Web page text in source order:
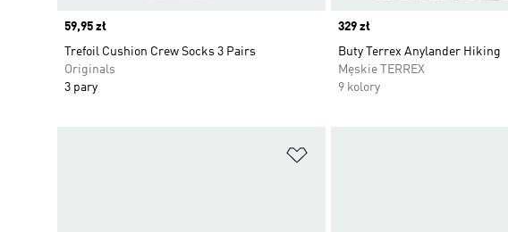
Price
59,95 zł
Trefoil Cushion Crew Socks 3 Pairs
Originals
3 pary
Price
329 zł
Buty Terrex Anylander Hiking
Męskie TERREX
9 kolory